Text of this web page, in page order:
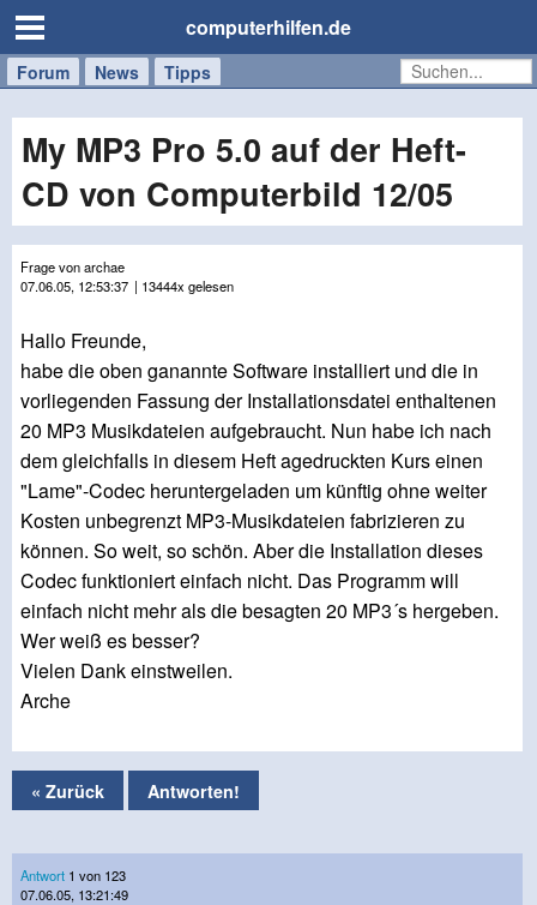
computerhilfen.de
Forum News Tipps
Handy
Tablet
Windows
Mac
My MP3 Pro 5.0 auf der Heft-
CD von Computerbild 12/05
Frage von archae
07.06.05, 12:53:37 | 13444x gelesen
Hallo Freunde,
habe die oben ganannte Software installiert und die in
vorliegenden Fassung der Installationsdatei enthaltenen
20 MP3 Musikdateien aufgebraucht. Nun habe ich nach
dem gleichfalls in diesem Heft agedruckten Kurs einen
"Lame"-Codec heruntergeladen um künftig ohne weiter
Kosten unbegrenzt MP3-Musikdateien fabrizieren zu
können. So weit, so schön. Aber die Installation dieses
Codec funktioniert einfach nicht. Das Programm will
einfach nicht mehr als die besagten 20 MP3´s hergeben.
Wer weiß es besser?
Vielen Dank einstweilen.
Arche
« Zurück Antworten!
Antwort 1 von 123
07.06.05, 13:21:49